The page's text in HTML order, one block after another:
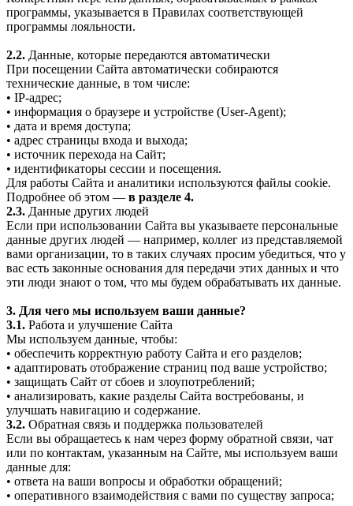
программы, указывается в Правилах соответствующей
программы лояльности.
2.2. Данные, которые передаются автоматически
При посещении Сайта автоматически собираются
технические данные, в том числе:
• IP-адрес;
• информация о браузере и устройстве (User-Agent);
• дата и время доступа;
• адрес страницы входа и выхода;
• источник перехода на Сайт;
• идентификаторы сессии и посещения.
Для работы Сайта и аналитики используются файлы cookie.
Подробнее об этом — в разделе 4.
2.3. Данные других людей
Если при использовании Сайта вы указываете персональные
данные других людей — например, коллег из представляемой
вами организации, то в таких случаях просим убедиться, что у
вас есть законные основания для передачи этих данных и что
эти люди знают о том, что мы будем обрабатывать их данные.
3. Для чего мы используем ваши данные?
3.1. Работа и улучшение Сайта
Мы используем данные, чтобы:
• обеспечить корректную работу Сайта и его разделов;
• адаптировать отображение страниц под ваше устройство;
• защищать Сайт от сбоев и злоупотреблений;
• анализировать, какие разделы Сайта востребованы, и
улучшать навигацию и содержание.
3.2. Обратная связь и поддержка пользователей
Если вы обращаетесь к нам через форму обратной связи, чат
или по контактам, указанным на Сайте, мы используем ваши
данные для:
• ответа на ваши вопросы и обработки обращений;
• оперативного взаимодействия с вами по существу запроса;